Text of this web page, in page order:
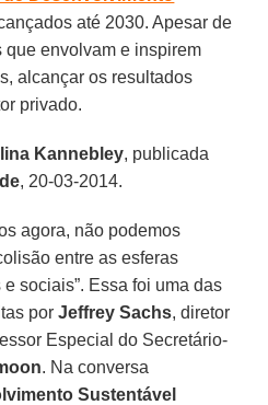
até 2030. Apesar de
que envolvam e inspirem
alcançar os resultados
privado.
Kannebley, publicada
, 20-03-2014.
agora, não podemos
entre as esferas
sociais”. Essa foi uma das
porJeffrey Sachs, diretor
Especial do Secretário-
. Na conversa
Sustentável